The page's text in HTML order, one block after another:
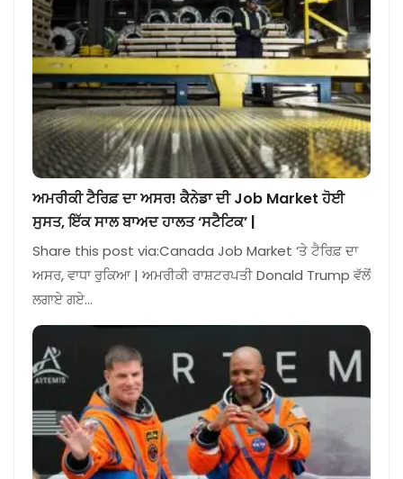
ਅਮਰੀਕੀ ਟੈਰਿਫ਼ ਦਾ ਅਸਰ! ਕੈਨੇਡਾ ਦੀ Job Market ਹੋਈ
ਸੁਸਤ, ਇੱਕ ਸਾਲ ਬਾਅਦ ਹਾਲਤ ‘ਸਟੈਟਿਕ’ |
Share this post via:Canada Job Market ‘ਤੇ ਟੈਰਿਫ਼ ਦਾ
ਅਸਰ, ਵਾਧਾ ਰੁਕਿਆ | ਅਮਰੀਕੀ ਰਾਸ਼ਟਰਪਤੀ Donald Trump ਵੱਲੋਂ
ਲਗਾਏ ਗਏ…